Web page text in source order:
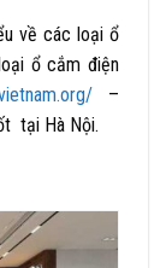
về các loại ổ
ổ cắm điện
–
tại Hà Nội.